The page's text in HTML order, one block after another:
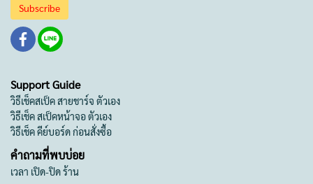
Subscribe
Support Guide
วิธีเช็คสเป็ค สายชาร์จ ตัวเอง
วิธีเช็ค สเป็คหน้าจอ ตัวเอง
วิธีเช็ค คีย์บอร์ด ก่อนสั่งซื้อ
คำถามที่พบบ่อย
เวลา เปิด-ปิด ร้าน